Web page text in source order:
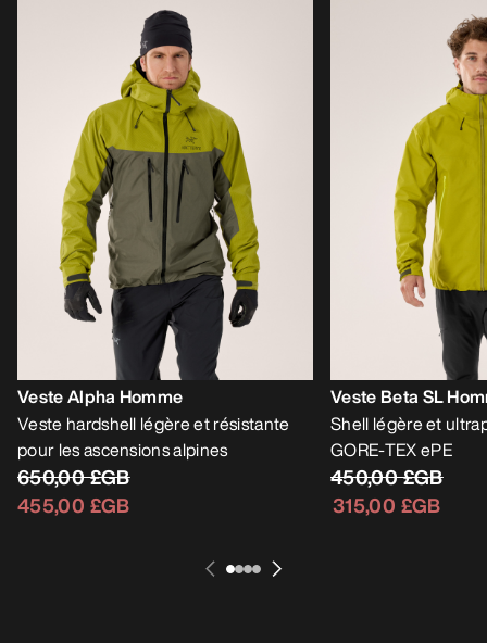
Veste Alpha Homme
Veste hardshell légère et résistante
pour les ascensions alpines
650,00 £GB
455,00 £GB
Veste Beta SL
Shell légère et
GORE-TEX ePE
450,00 £GB
315,00 £GB